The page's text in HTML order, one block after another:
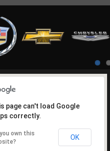
page can't load Google
correctly.
own this
OK